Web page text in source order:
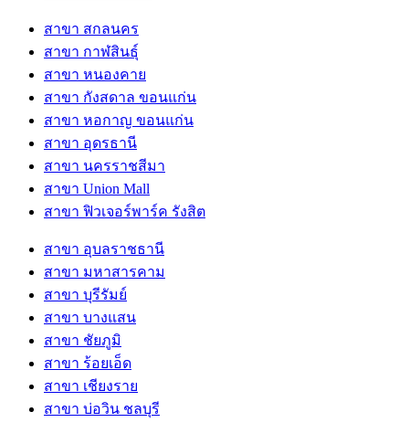
สาขา สกลนคร
สาขา กาฬสินธุ์
สาขา หนองคาย
สาขา กังสดาล ขอนแก่น
สาขา หอกาญ ขอนแก่น
สาขา อุดรธานี
สาขา นครราชสีมา
สาขา Union Mall
สาขา ฟิวเจอร์พาร์ค รังสิต
สาขา อุบลราชธานี
สาขา มหาสารคาม
สาขา บุรีรัมย์
สาขา บางแสน
สาขา ชัยภูมิ
สาขา ร้อยเอ็ด
สาขา เชียงราย
สาขา บ่อวิน ชลบุรี